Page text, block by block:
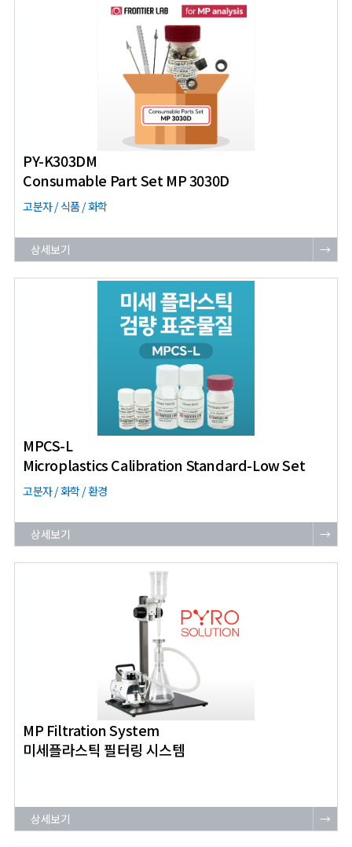
PY-K303DM
Consumable Part Set MP 3030D
고분자 / 식품 / 화학
상세보기 →
MPCS-L
Microplastics Calibration Standard-Low Set
고분자 / 화학 / 환경
상세보기 →
MP Filtration System
미세플라스틱 필터링 시스템
상세보기 →